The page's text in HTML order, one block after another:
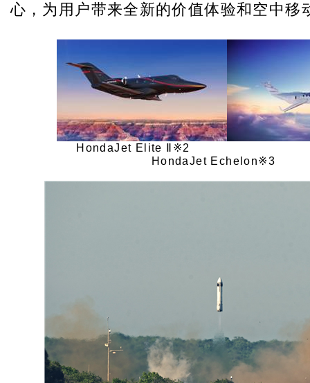
心，为用户带来全新的价值体验和空中移
HondaJet Elite
HondaJet Echelon※3